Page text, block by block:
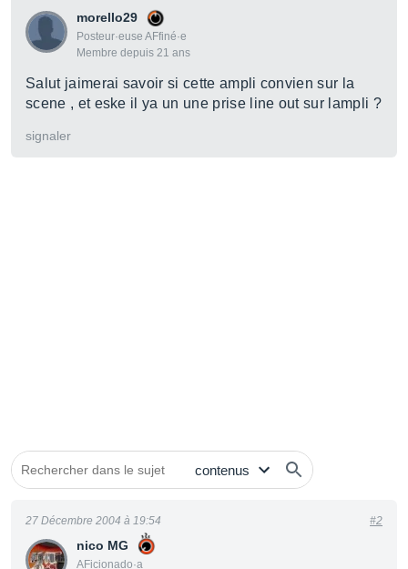
morello29
Posteur·euse AFfiné·e
Membre depuis 21 ans
Salut jaimerai savoir si cette ampli convien sur la
scene , et eske il ya un une prise line out sur lampli ?
signaler
nico MG
AFicionado·a
27 Décembre 2004 à 19:54 #2